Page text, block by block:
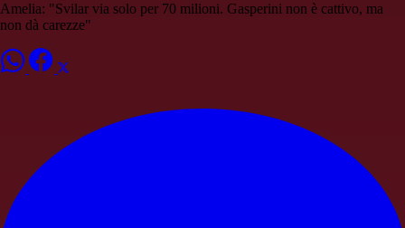
Amelia: "Svilar via solo per 70 milioni. Gasperini non è cattivo, ma
non dà carezze"